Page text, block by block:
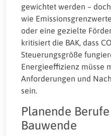
gewichtet werden –
wie
oder eine gezielte
kritisiert die BAK, dass
Steuerungsgröße
Energieeffizienz müsse
Anforderungen und
sein.
Planende
Bauwende